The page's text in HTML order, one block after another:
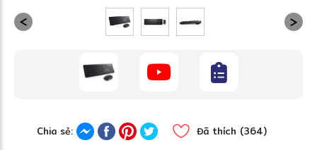
Chia sẻ: Đã thích (364)